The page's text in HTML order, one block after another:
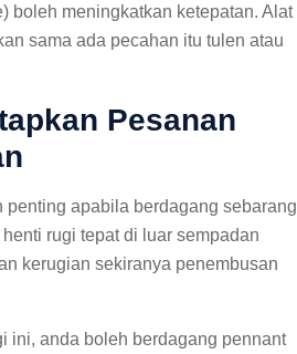
boleh meningkatkan ketepatan. Alat
sama ada pecahan itu tulen atau
Pesanan
penting apabila berdagang sebarang
rugi tepat di luar sempadan
kerugian sekiranya penembusan
ini, anda boleh berdagang pennant